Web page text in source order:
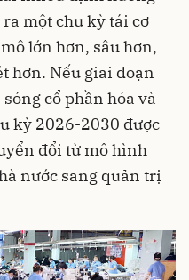
một chu kỳ tái cơ
lớn hơn, sâu hơn,
hơn. Nếu giai đoạn
cổ phần hóa và
kỳ 2026-2030 được
đổi từ mô hình
nước sang quản trị